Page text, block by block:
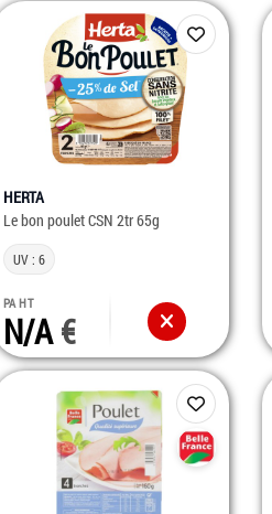
HERTA
Le bon poulet CSN 2tr 65g
UV : 6
PA HT
N/A